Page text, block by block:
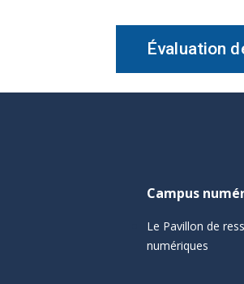
Évaluation
Campus
Le Pavillon de
numériques